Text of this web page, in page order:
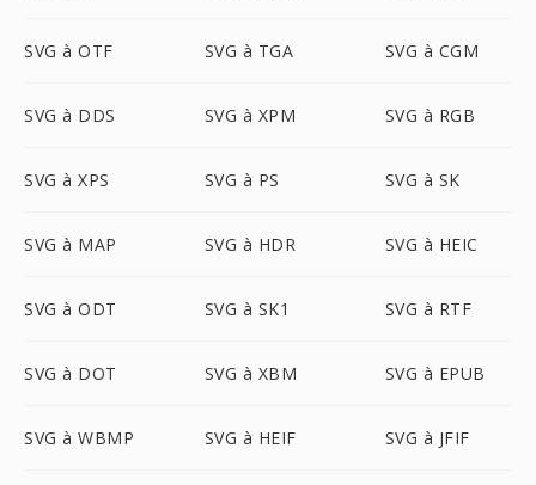
SVG à OTF SVG à TGA SVG à CGM
SVG à DDS SVG à XPM SVG à RGB
SVG à XPS SVG à PS SVG à SK
SVG à MAP SVG à HDR SVG à HEIC
SVG à ODT SVG à SK1 SVG à RTF
SVG à DOT SVG à XBM SVG à EPUB
SVG à WBMP SVG à HEIF SVG à JFIF